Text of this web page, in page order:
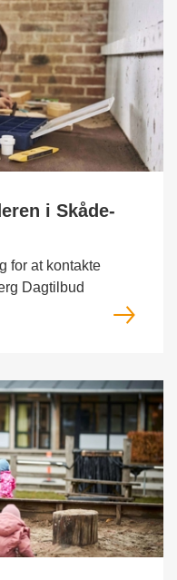
i Skåde-
for at kontakte
Dagtilbud